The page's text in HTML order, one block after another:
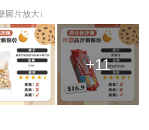
圖片放大↓
+11